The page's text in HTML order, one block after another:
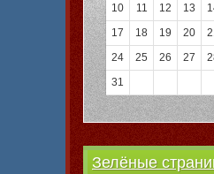
10
11 12 13
17
18 19 20
24
25 26 27
31
Зелёные